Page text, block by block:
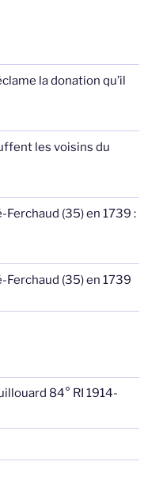
la donation qu’il
les voisins du
(35) en 1739 :
(35) en 1739
84° RI 1914-